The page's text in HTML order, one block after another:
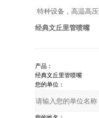
特种设备，高温高
经典文丘里管喷嘴
产品：
您的单位：